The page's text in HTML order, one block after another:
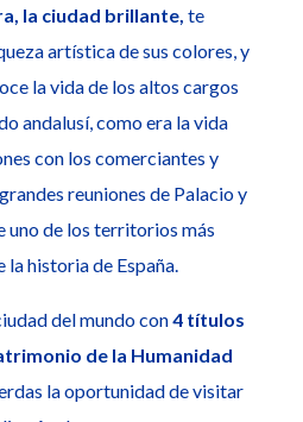
la ciudad brillante, te
artística de sus colores, y
la vida de los altos cargos
andalusí, como era la vida
con los comerciantes y
reuniones de Palacio y
uno de los territorios más
la historia de España.
del mundo con4 títulos
de la Humanidad
la oportunidad de visitar